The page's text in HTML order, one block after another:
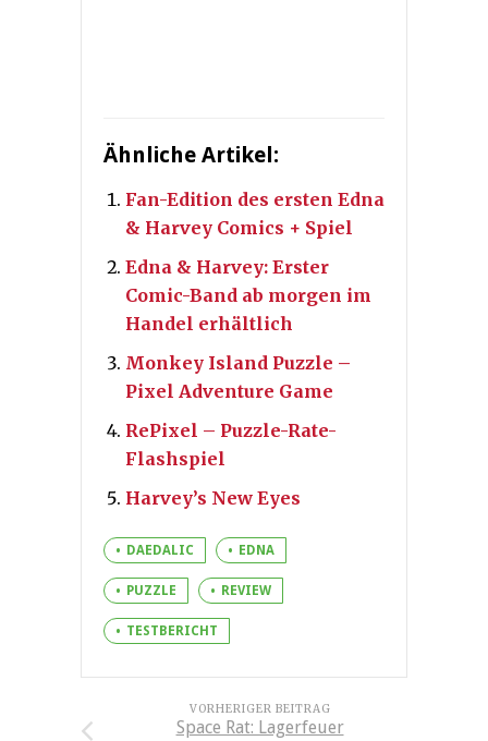
Ähnliche Artikel:
Fan-Edition des ersten Edna
& Harvey Comics + Spiel
Edna & Harvey: Erster
Comic-Band ab morgen im
Handel erhältlich
Monkey Island Puzzle –
Pixel Adventure Game
RePixel – Puzzle-Rate-
Flashspiel
Harvey’s New Eyes
DAEDALIC EDNA
PUZZLE REVIEW
TESTBERICHT
VORHERIGER BEITRAG
Space Rat: Lagerfeuer